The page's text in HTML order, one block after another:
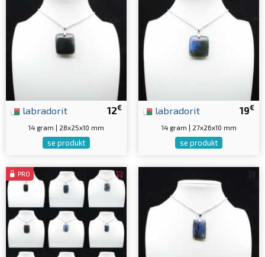
12€
labradorit
14 gram | 28x25x10 mm
se produkt
19€
labradorit
14 gram | 27x26x10 mm
se produkt
PRO